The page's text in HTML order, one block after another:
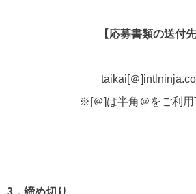
【応募書類の送付先
taikai[＠
※[＠]は半角＠をご利用